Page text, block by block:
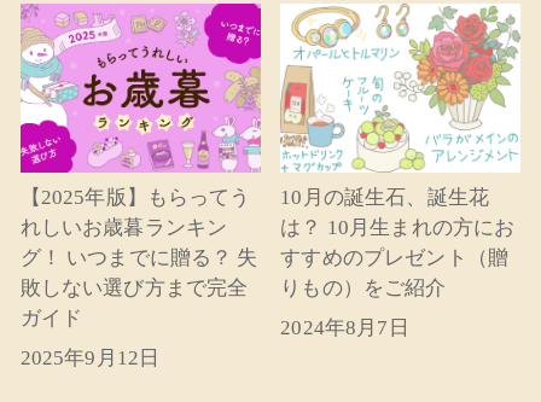
【2025年版】もらってう
れしいお歳暮ランキン
グ！ いつまでに贈る？ 失
敗しない選び方まで完全
ガイド
2025年9月12日
10月の誕生石、誕生花
は？ 10月生まれの方にお
すすめのプレゼント（贈
りもの）をご紹介
2024年8月7日